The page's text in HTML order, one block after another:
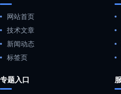
网站首页
技术文章
新闻动态
标签页
专题入口